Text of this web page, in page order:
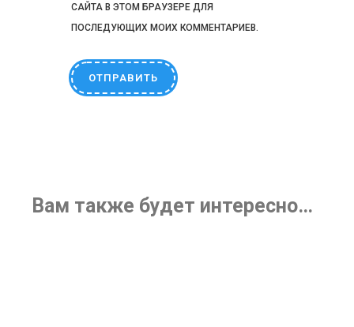
САЙТА В ЭТОМ БРАУЗЕРЕ ДЛЯ
ПОСЛЕДУЮЩИХ МОИХ КОММЕНТАРИЕВ.
Вам также будет интересно…